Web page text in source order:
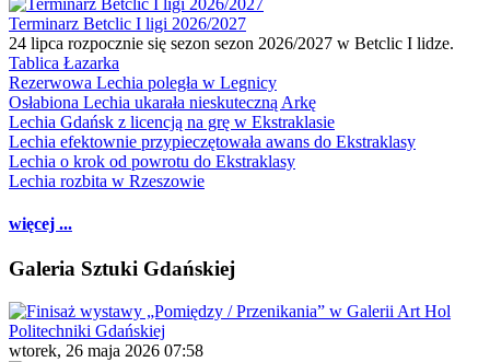
Terminarz Betclic I ligi 2026/2027
24 lipca rozpocznie się sezon sezon 2026/2027 w Betclic I lidze.
Tablica Łazarka
Rezerwowa Lechia poległa w Legnicy
Osłabiona Lechia ukarała nieskuteczną Arkę
Lechia Gdańsk z licencją na grę w Ekstraklasie
Lechia efektownie przypieczętowała awans do Ekstraklasy
Lechia o krok od powrotu do Ekstraklasy
Lechia rozbita w Rzeszowie
więcej ...
Galeria Sztuki Gdańskiej
wtorek, 26 maja 2026 07:58